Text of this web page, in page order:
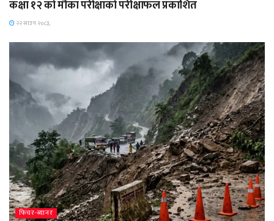
कक्षा १२ को मौका परीक्षाको परीक्षाफल प्रकाशित
२२ साउन २०८३,
फिचर-ब्यानर